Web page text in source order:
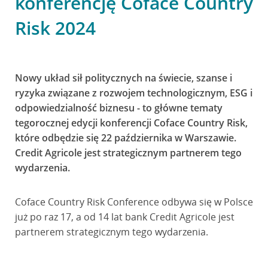
Risk 2024
Nowy układ sił politycznych na świecie, szanse i
ryzyka związane z rozwojem technologicznym, ESG i
odpowiedzialność biznesu - to główne tematy
tegorocznej edycji konferencji Coface Country Risk,
które odbędzie się 22 października w Warszawie.
Credit Agricole jest strategicznym partnerem tego
wydarzenia.
Coface Country Risk Conference odbywa się w Polsce
już po raz 17, a od 14 lat bank Credit Agricole jest
partnerem strategicznym tego wydarzenia.